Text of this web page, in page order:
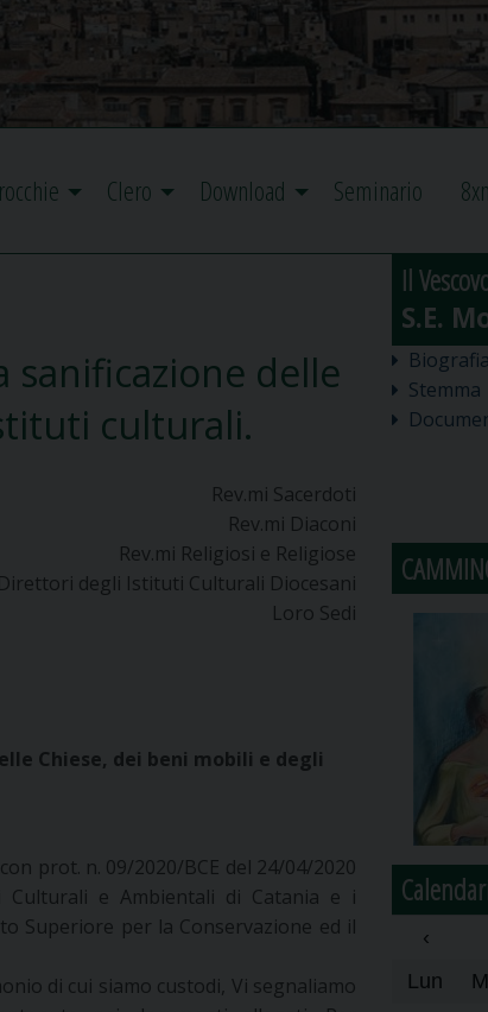
Clero Download Seminario
delle
culturali.
Rev.mi Sacerdoti
Rev.mi Diaconi
Rev.mi Religiosi e Religiose
degli Istituti Culturali Diocesani
Loro Sedi
Chiese, dei beni mobili e degli
prot. n. 09/2020/BCE del 24/04/2020
e Ambientali di Catania e i
Superiore per la Conservazione ed il
di cui siamo custodi, Vi segnaliamo
Il
Biografia
Stemma
‹
Lun